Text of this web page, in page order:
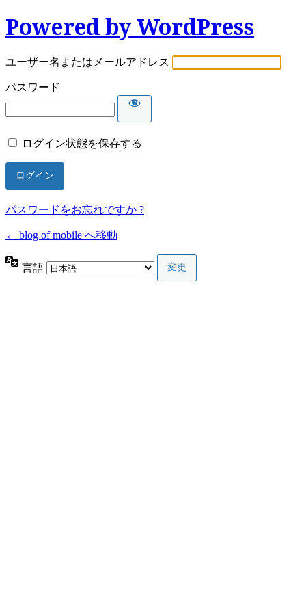
Powered by WordPress
ユーザー名またはメールアドレス
パスワード
ログイン状態を保存する
パスワードをお忘れですか ?
← blog of mobile へ移動
言語